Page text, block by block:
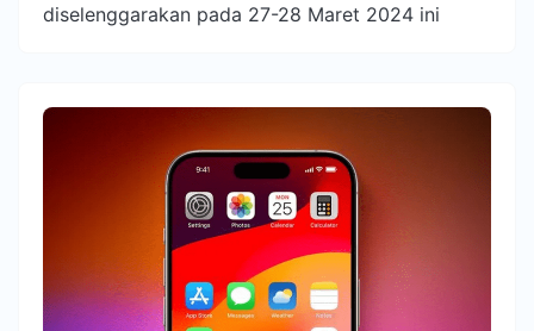
diselenggarakan pada 27-28 Maret 2024 ini